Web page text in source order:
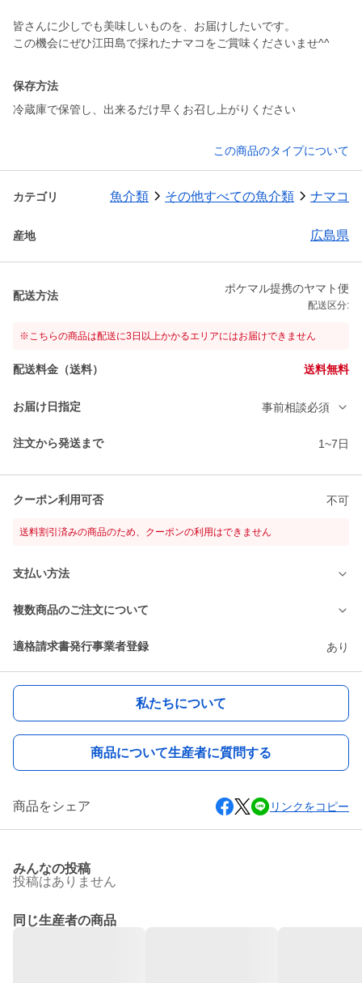
皆さんに少しでも美味しいものを、お届けしたいです。
保存方法
冷蔵庫で保管し、出来るだけ早くお召し上がりください
この商品のタイプについて
カテゴリ 魚介類 その他すべての魚介類 ナマコ
産地 広島県
配送方法
ポケマル提携のヤマト便
配送区分:
※こちらの商品は配送に3日以上かかるエリアにはお届けできません
配送料金（送料） 送料無料
お届け日指定 事前相談必須
注文から発送まで 1~7日
クーポン利用可否 不可
送料割引済みの商品のため、クーポンの利用はできません
支払い方法
複数商品のご注文について
適格請求書発行事業者登録 あり
私たちについて
商品について生産者に質問する
商品をシェア リンクをコピー
みんなの投稿
投稿はありません
同じ生産者の商品